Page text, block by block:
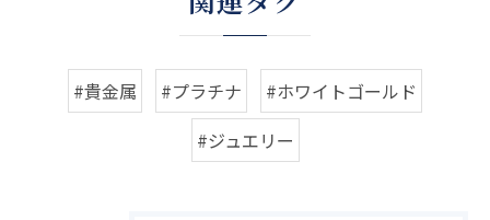
#貴金属 #プラチナ
#ホワイトゴールド
#ジュエリー